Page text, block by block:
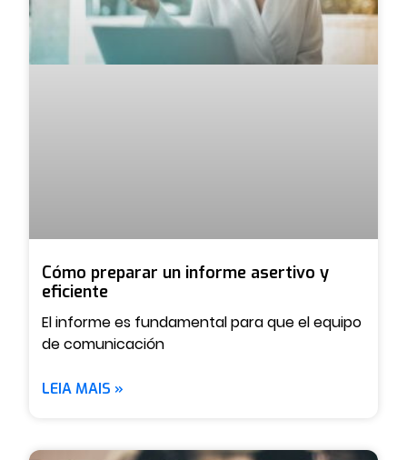
Cómo preparar un informe asertivo y
eficiente
El informe es fundamental para que el equipo
de comunicación
LEIA MAIS »